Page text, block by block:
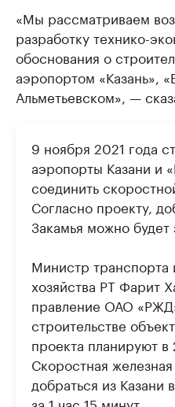
«Мы рассматриваем
разработку технико-
обоснования о
аэропортом «Казань»,
Альметьевском», —
9 ноября 2021 года
аэропорты Казани и
соединить
Согласно проекту,
Закамья можно будет
Министр транспорта
хозяйства РТ Фарит
правление ОАО
строительстве
проекта планируют в
Скоростная
добраться из